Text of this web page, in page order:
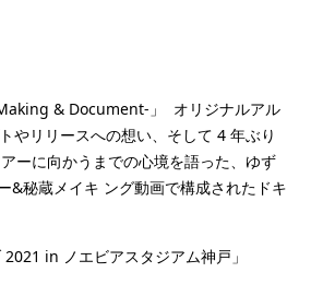
Making & Document-」 オリジナルアル
やリリースへの想い、そして 4 年ぶり
ーに向かうまでの心境を語った、ゆず
&秘蔵メイキ ング動画で構成されたドキ
2021 in ノエビアスタジアム神戸」